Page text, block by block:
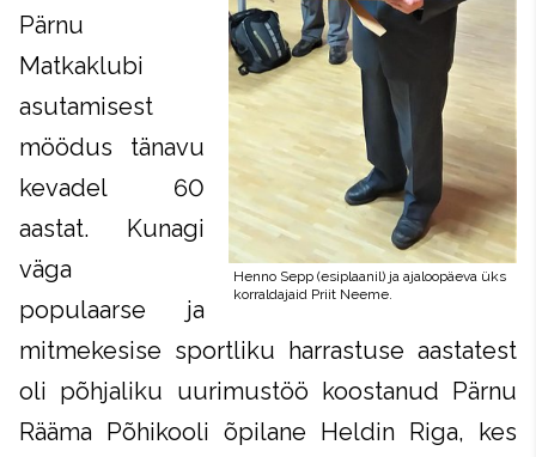
Pärnu
Matkaklubi
asutamisest
möödus tänavu
kevadel 60
aastat. Kunagi
väga
populaarse ja
mitmekesise sportliku harrastuse aastatest
oli põhjaliku uurimustöö koostanud Pärnu
Rääma Põhikooli õpilane Heldin Riga, kes